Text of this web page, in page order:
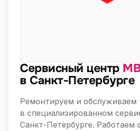
Сервисный центр
в Санкт-Петербурге
Ремонтируем и обслуживаем
в специализированном
Санкт-Петербурге. Работаем